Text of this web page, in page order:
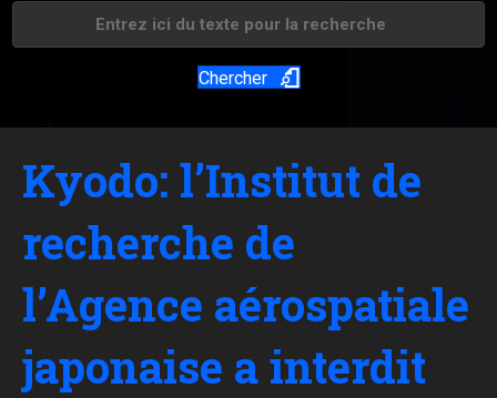
Chercher
Kyodo: l’Institut de
recherche de
l’Agence aérospatiale
japonaise a interdit